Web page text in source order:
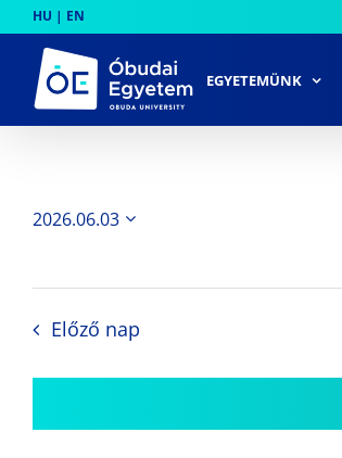
to
content
HU | EN
EGYETEMÜNK
2026.06.03
Előző nap